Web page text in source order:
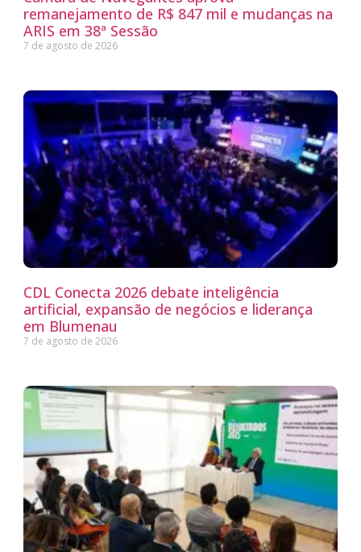
remanejamento de R$ 847 mil e mudanças na
ARIS em 38ª Sessão
7 de agosto de 2026
CDL Conecta 2026 debate inteligência
artificial, expansão de negócios e liderança
em Blumenau
7 de agosto de 2026